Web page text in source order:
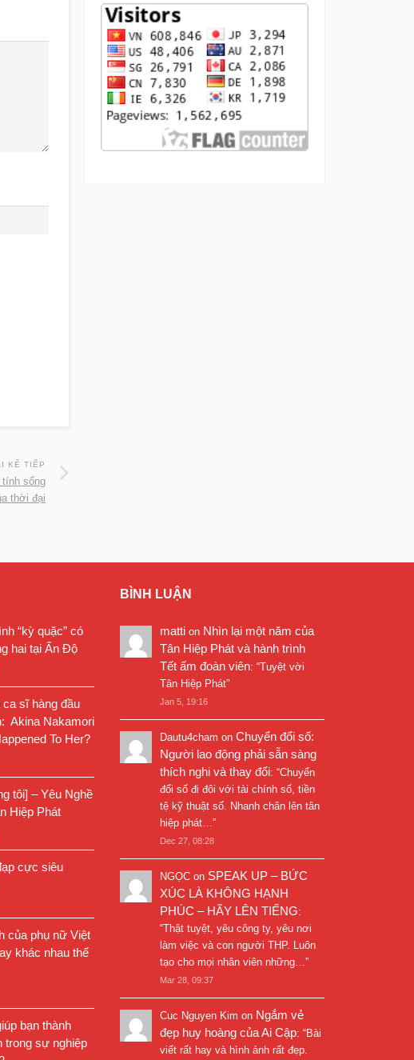
KẾ TIẾP
sống
thời đại
“kỳ quặc” có
hai tại Ấn Độ
ca sĩ hàng đầu
Akina Nakamori
To Her?
tôi] – Yêu Nghề
Hiệp Phát
cực siêu
của phụ nữ Việt
khác nhau thế
bạn thành
trong sự nghiệp
BÌNH LUẬN
matti on Nhìn lại một năm của
Tân Hiệp Phát và hành trình
Tết ấm đoàn viên: “Tuyệt vời
Tân Hiệp Phát”
Jan 5, 19:16
Dautu4cham on Chuyển đổi số:
Người lao động phải sẵn sàng
thích nghi và thay đổi: “Chuyển
đổi số đi đôi với tài chính số, tiền
tệ kỹ thuật số. Nhanh chân lên tân
hiệp phát… ”
Dec 27, 08:28
NGỌC on SPEAK UP – BỨC
XÚC LÀ KHÔNG HẠNH
PHÚC – HÃY LÊN TIẾNG:
“Thật tuyệt, yêu công ty, yêu nơi
làm việc và con người THP. Luôn
tạo cho mọi nhân viên những… ”
Mar 28, 09:37
Cuc Nguyen Kim on Ngắm vẻ
đẹp huy hoàng của Ai Cập: “Bài
viết rất hay và hình ảnh rất đẹp.